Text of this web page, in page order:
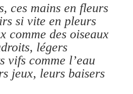
ces mains en fleurs
si vite en pleurs
comme des oiseaux
légers
vifs comme l’eau
jeux, leurs baisers